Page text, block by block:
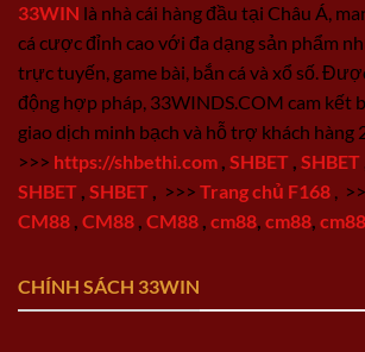
33WIN là nhà cái hàng đầu tại Châu Á,
cá cược đỉnh cao với đa dạng sản phẩm
trực tuyến, game bài, bắn cá và xổ số.
động hợp pháp, 33WINDS.COM cam kết
giao dịch minh bạch và hỗ trợ khách hàng
>>> https://shbethi.com SHBET SHBET
SHBET SHBET >>> Trang chủ F168
CM88 CM88 CM88 cm88 cm88 cm88
CHÍNH SÁCH 33WIN